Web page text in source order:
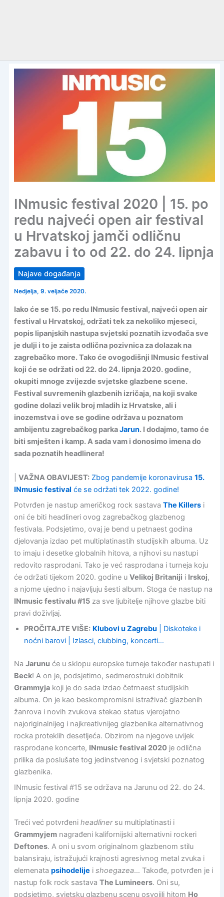
INmusic festival 2020 | 15. po
redu najveći open air festival
u Hrvatskoj jamči odličnu
zabavu i to od 22. do 24. lipnja
Najave događanja
Nedjelja, 9. veljače 2020.
Iako će se 15. po redu INmusic festival, najveći open air
festival u Hrvatskoj, održati tek za nekoliko mjeseci,
popis lipanjskih nastupa svjetski poznatih izvođača sve
je dulji i to je zaista odlična pozivnica za dolazak na
zagrebačko more. Tako će ovogodišnji INmusic festival
koji će se održati od 22. do 24. lipnja 2020. godine,
okupiti mnoge zvijezde svjetske glazbene scene.
Festival suvremenih glazbenih izričaja, na koji svake
godine dolazi velik broj mladih iz Hrvatske, ali i
inozemstva i ove se godine održava u poznatom
ambijentu zagrebačkog parkaJarun. I dodajmo, tamo će
biti smješten i kamp. A sada vam i donosimo imena do
sada poznatih headlinera!
VAŽNA OBAVIJEST: Zbog pandemije koronavirusa 15.
INmusic festival će se održati tek 2022. godine!
Potvrđen je nastup američkog rock sastava The Killersi
oni će biti headlineri ovog zagrebačkog glazbenog
festivala. Podsjetimo, ovaj je bend u petnaest godina
djelovanja izdao pet multiplatinastih studijskih albuma. Uz
to imaju i desetke globalnih hitova, a njihovi su nastupi
redovito rasprodani. Tako je već rasprodana i turneja koju
će održati tijekom 2020. godine u Velikoj Britaniji i Irskoj,
a njome ujedno i najavljuju šesti album. Stoga će nastup na
INmusic festivalu #15za sve ljubitelje njihove glazbe biti
pravi doživljaj.
PROČITAJTE VIŠE: Klubovi u Zagrebu| Diskoteke i
noćni barovi | Izlasci, clubbing, koncerti…
Na Jarunu će u sklopu europske turneje također nastupati i
Beck! A on je, podsjetimo, sedmerostruki dobitnik
Grammyjakoji je do sada izdao četrnaest studijskih
albuma. On je kao beskompromisni istraživač glazbenih
žanrova i novih zvukova stekao status vjerojatno
najoriginalnijeg i najkreativnijeg glazbenika alternativnog
rocka proteklih desetljeća. Obzirom na njegove uvijek
rasprodane koncerte, INmusic festival 2020je odlična
prilika da poslušate tog jedinstvenog i svjetski poznatog
glazbenika.
INmusic festival #15 se održava na Jarunu od 22. do 24.
lipnja 2020. godine
Treći već potvrđeni headlinersu multiplatinasti i
Grammyjemnagrađeni kalifornijski alternativni rockeri
Deftones. A oni u svom originalnom glazbenom stilu
balansiraju, istražujući krajnosti agresivnog metal zvuka i
elemenata psihodelije i shoegazea… Takođe, potvrđen je i
nastup folk rock sastava The Lumineers. Oni su,
podsjetimo, svjetsku glazbenu scenu osvojili hitom Ho